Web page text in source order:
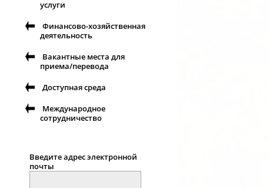
услуги
Финансово-хозяйственная
деятельность
Вакантные места для
приема/перевода
Доступная среда
Международное
сотрудничество
Введите адрес электронной
почты